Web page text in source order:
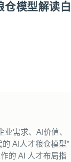
仓模型解读白
需求、AI价值、
AI人才粮仓模型”
的 AI 人才布局指